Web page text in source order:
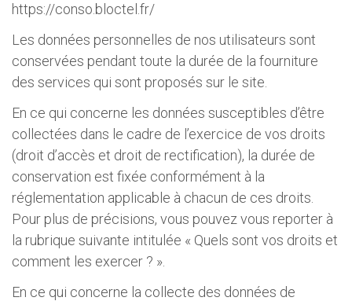
https://conso.bloctel.fr/
Les données personnelles de nos utilisateurs sont
conservées pendant toute la durée de la fourniture
des services qui sont proposés sur le site.
En ce qui concerne les données susceptibles d’être
collectées dans le cadre de l’exercice de vos droits
(droit d’accès et droit de rectification), la durée de
conservation est fixée conformément à la
réglementation applicable à chacun de ces droits.
Pour plus de précisions, vous pouvez vous reporter à
la rubrique suivante intitulée « Quels sont vos droits et
comment les exercer ? ».
En ce qui concerne la collecte des données de